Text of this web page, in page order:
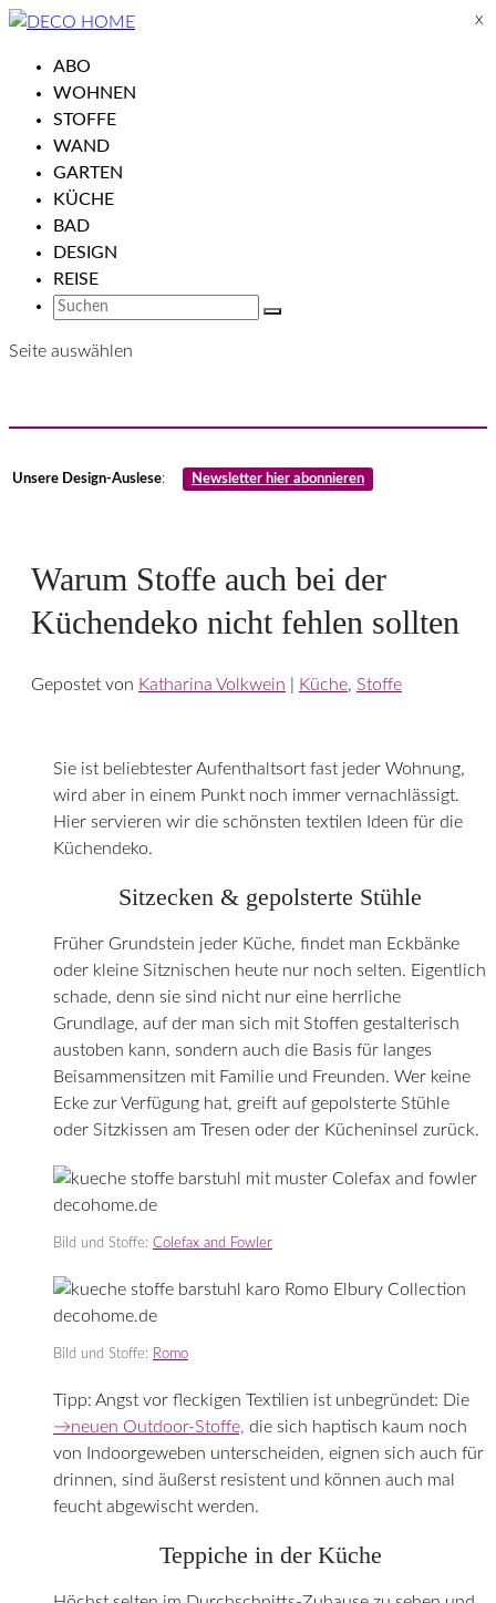
ABO
WOHNEN
STOFFE
WAND
GARTEN
KÜCHE
BAD
DESIGN
REISE
Seite auswählen
Unsere Design-Auslese: Newsletter hier abonnieren
Warum Stoffe auch bei der
Küchendeko nicht fehlen sollten
Gepostet von Katharina Volkwein Küche, Stoffe
Sie ist beliebtester Aufenthaltsort fast jeder Wohnung,
wird aber in einem Punkt noch immer vernachlässigt.
Hier servieren wir die schönsten textilen Ideen für die
Küchendeko.
Sitzecken & gepolsterte Stühle
Früher Grundstein jeder Küche, findet man Eckbänke
oder kleine Sitznischen heute nur noch selten. Eigentlich
schade, denn sie sind nicht nur eine herrliche
Grundlage, auf der man sich mit Stoffen gestalterisch
austoben kann, sondern auch die Basis für langes
Beisammensitzen mit Familie und Freunden. Wer keine
Ecke zur Verfügung hat, greift auf gepolsterte Stühle
oder Sitzkissen am Tresen oder der Kücheninsel zurück.
Bild und Stoffe: Colefax and Fowler
Bild und Stoffe: Romo
Tipp: Angst vor fleckigen Textilien ist unbegründet: Die
→neuen Outdoor-Stoffe, die sich haptisch kaum noch
von Indoorgeweben unterscheiden, eignen sich auch für
drinnen, sind äußerst resistent und können auch mal
feucht abgewischt werden.
Teppiche in der Küche